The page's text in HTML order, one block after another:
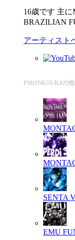
16歳です 主に
BRAZILIAN
アーティスト
PHONKSUKIの
SENTA
EMU